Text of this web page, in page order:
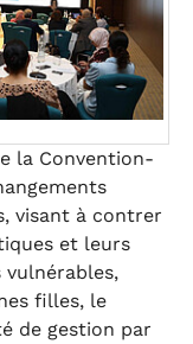
la Convention-
visant à contrer
et leurs
filles, le
de gestion par